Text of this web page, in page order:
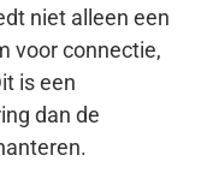
niet alleen een
voor connectie,
is een
dan de